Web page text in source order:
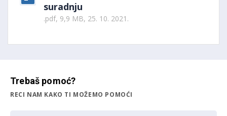
suradnju
.pdf, 9,9 MB, 25. 10. 2021.
Trebaš pomoć?
RECI NAM KAKO TI MOŽEMO POMOĆI